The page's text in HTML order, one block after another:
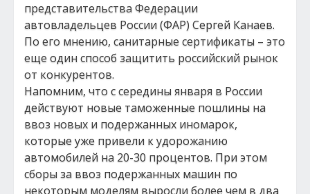
представительства Федерации
автовладельцев России (ФАР) Сергей Канаев.
По его мнению, санитарные сертификаты – это
еще один способ защитить российский рынок
от конкурентов.
Напомним, что с середины января в России
действуют новые таможенные пошлины на
ввоз новых и подержанных иномарок,
которые уже привели к удорожанию
автомобилей на 20-30 процентов. При этом
сборы за ввоз подержанных машин по
некоторым моделям выросли более чем в два